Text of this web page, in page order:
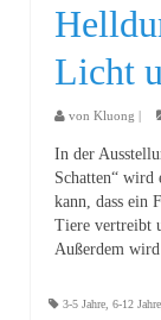
Licht
von Kluong
In der
Schatten“ wird
kann, dass ein
Tiere vertreibt
Außerdem
3-5 Jahre, 6-12 Jahre